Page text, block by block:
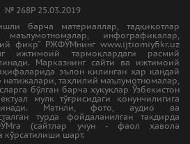
№ 268Р 25.03.2019
барча материаллар, тадқиқотлар
инфографикалар,
фикр” РЖФЎМнинг www.ijtiomiyfikr.uz
ижтимоий тармоқлардаги расмий
Марказнинг сайти ва ижтимоий
эълон қилинган ҳар қандай
натижалари, таҳлилий маълумотномалар,
бўлган барча ҳуқуқлар Ўзбекистон
мулк тўғрисидаги қонунчилигига
Матнли, фото, аудио ва
турда фойдаланилган тақдирда
(сайтлар учун - фаол ҳавола
шарт.